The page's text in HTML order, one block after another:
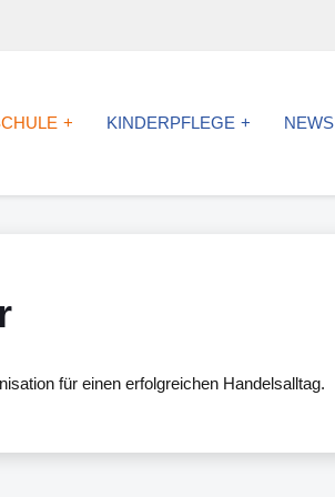
KINDERPFLEGE NEWS
für einen erfolgreichen Handelsalltag.